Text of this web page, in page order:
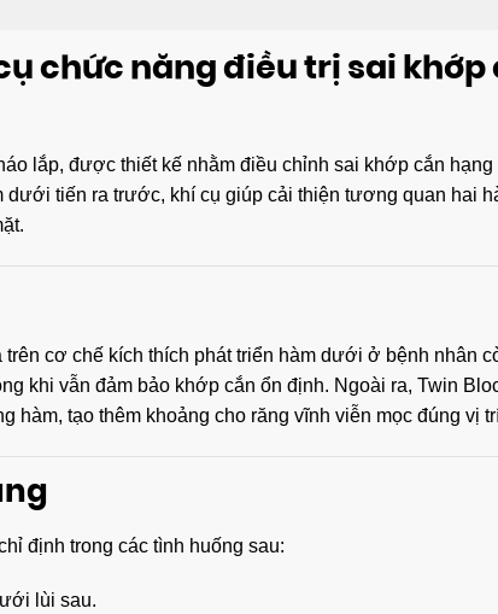
chức năng điều trị sai khớp
lắp, được thiết kế nhằm điều chỉnh sai khớp cắn
dưới tiến ra trước, khí cụ giúp cải thiện tương quan hai
cơ chế kích thích phát triển hàm dưới ở bệnh nhân
khi vẫn đảm bảo khớp cắn ổn định. Ngoài ra, Twin
hàm, tạo thêm khoảng cho răng vĩnh viễn mọc đúng vị
định trong các tình huống sau:
lùi sau.